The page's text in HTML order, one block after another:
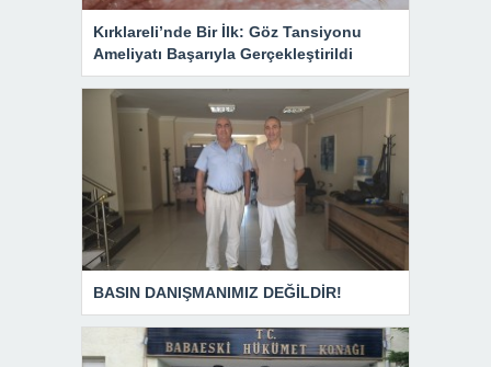
Kırklareli’nde Bir İlk: Göz Tansiyonu
Ameliyatı Başarıyla Gerçekleştirildi
BASIN DANIŞMANIMIZ DEĞİLDİR!